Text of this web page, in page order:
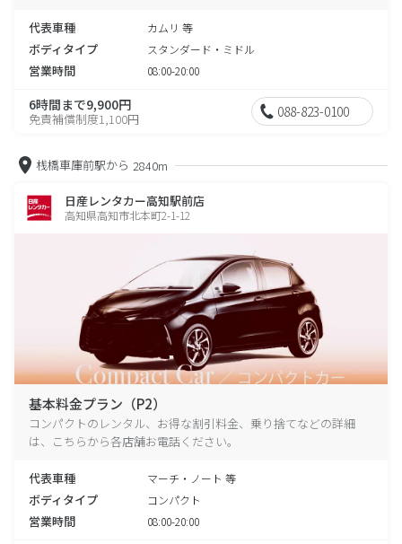
代表車種 カムリ 等
ボディタイプ スタンダード・ミドル
営業時間 08:00-20:00
6時間まで9,900円
免責補償制度1,100円 088-823-0100
桟橋車庫前駅から 2840m
日産レンタカー高知駅前店
高知県高知市北本町2-1-12
基本料金プラン（P2）
コンパクトのレンタル、お得な割引料金、乗り捨てなどの詳細
は、こちらから各店舗お電話ください。
代表車種 マーチ・ノート 等
ボディタイプ コンパクト
営業時間 08:00-20:00